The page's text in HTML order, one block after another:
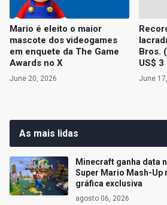
Mario é eleito o maior
mascote dos videogames
em enquete da The Game
Awards no X
June 20, 2026
Bros.
US$
June
As mais lidas
Minecraft ganha data
Super Mario Mash-Up
gráfica exclusiva
agosto 06, 2026